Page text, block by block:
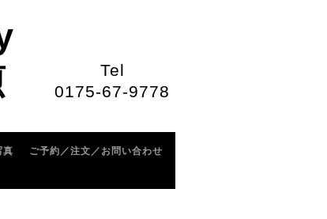
Tel
0175-67-9778
真
ご予約／注文／お問い合わせ